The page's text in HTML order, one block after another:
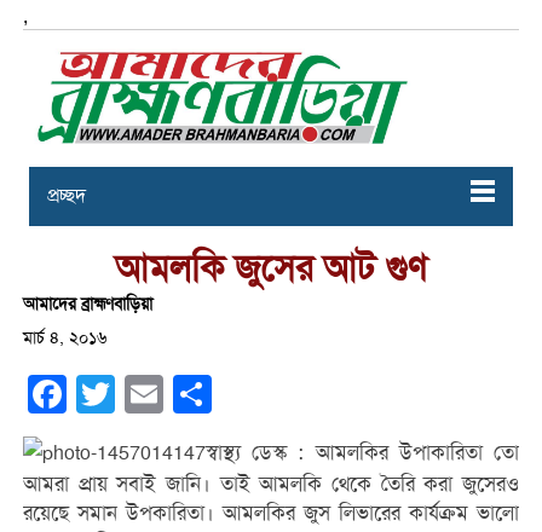
,
প্রচ্ছদ
আমলকি জুসের আট গুণ
আমাদের ব্রাহ্মণবাড়িয়া
মার্চ ৪, ২০১৬
Facebook
Twitter Email
স্বাস্থ্য ডেস্ক : আমলকির উপাকারিতা তো
আমরা প্রায় সবাই জানি। তাই আমলকি থেকে তৈরি করা জুসেরও
রয়েছে সমান উপকারিতা। আমলকির জুস লিভারের কার্যক্রম ভালো